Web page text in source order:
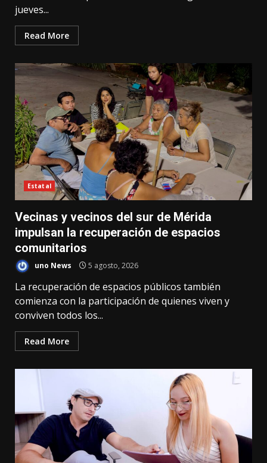
jueves...
Read More
Estatal
Vecinas y vecinos del sur de Mérida
impulsan la recuperación de espacios
comunitarios
uno News 5 agosto, 2026
La recuperación de espacios públicos también
comienza con la participación de quienes viven y
conviven todos los...
Read More